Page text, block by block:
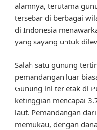
alamnya, terutama
tersebar di berbagai
di Indonesia
yang sayang untuk
Salah satu gunung
pemandangan luar
Gunung ini terletak di
ketinggian mencapai
laut. Pemandangan
memukau, dengan